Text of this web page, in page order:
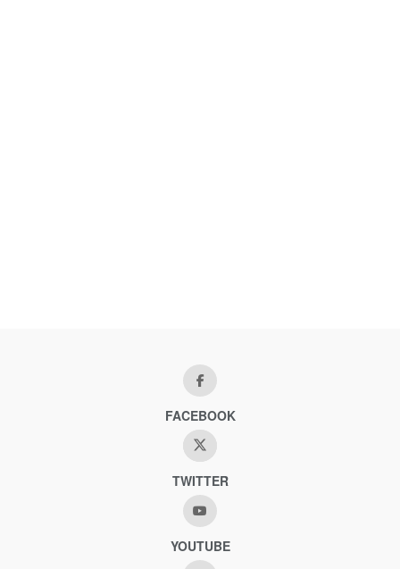
FACEBOOK
TWITTER
YOUTUBE